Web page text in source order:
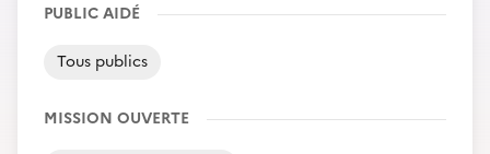
PUBLIC AIDÉ
Tous publics
MISSION OUVERTE